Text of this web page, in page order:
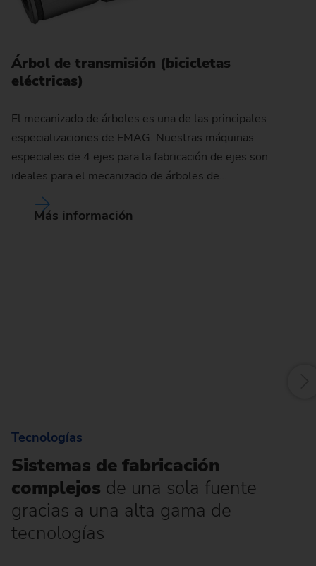
Árbol de transmisión (bicicletas
eléctricas)
El mecanizado de árboles es una de las principales
especializaciones de EMAG. Nuestras máquinas
especiales de 4 ejes para la fabricación de ejes son
ideales para el mecanizado de árboles de…
Más información
Tecnologías
Sistemas de fabricación
complejos de una sola fuente
gracias a una alta gama de
tecnologías